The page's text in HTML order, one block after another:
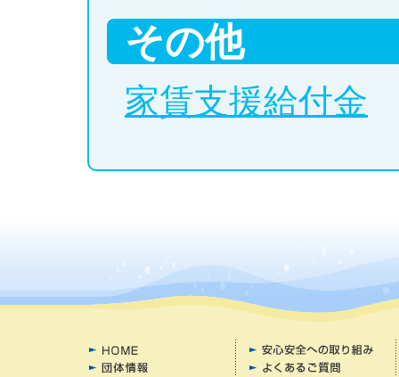
その他
家賃支援給付金